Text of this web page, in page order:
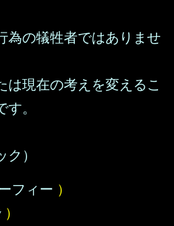
為の犠牲者ではありませ
は現在の考えを変えるこ
。
）
フィー ）
）